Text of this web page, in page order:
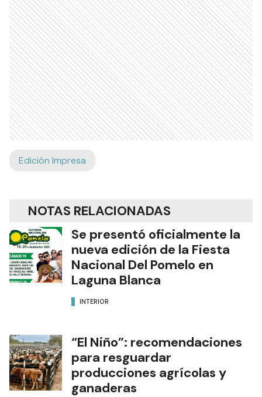
Edición Impresa
NOTAS RELACIONADAS
Se presentó oficialmente la
nueva edición de la Fiesta
Nacional Del Pomelo en
Laguna Blanca
INTERIOR
“El Niño”: recomendaciones
para resguardar
producciones agrícolas y
ganaderas